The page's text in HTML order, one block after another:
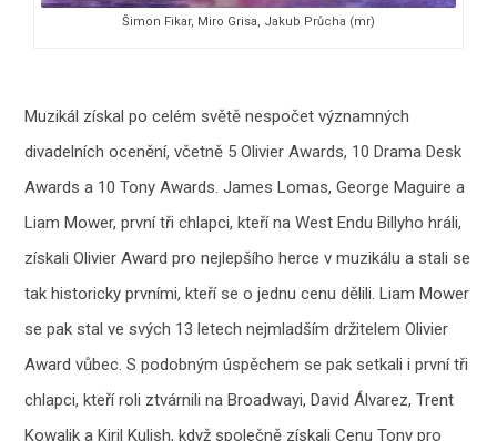
Šimon Fikar, Miro Grisa, Jakub Průcha (mr)
Muzikál získal po celém světě nespočet významných
divadelních ocenění, včetně 5 Olivier Awards, 10 Drama Desk
Awards a 10 Tony Awards. James Lomas, George Maguire a
Liam Mower, první tři chlapci, kteří na West Endu Billyho hráli,
získali Olivier Award pro nejlepšího herce v muzikálu a stali se
tak historicky prvními, kteří se o jednu cenu dělili. Liam Mower
se pak stal ve svých 13 letech nejmladším držitelem Olivier
Award vůbec. S podobným úspěchem se pak setkali i první tři
chlapci, kteří roli ztvárnili na Broadwayi, David Álvarez, Trent
Kowalik a Kiril Kulish, když společně získali Cenu Tony pro